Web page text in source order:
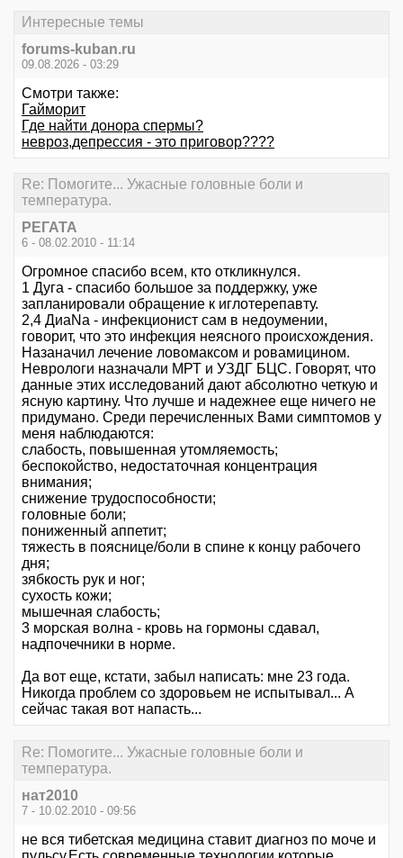
Интересные темы
forums-kuban.ru
09.08.2026 - 03:29
Смотри также:
Гайморит
Где найти донора спермы?
невроз,депрессия - это приговор????
Re: Помогите... Ужасные головные боли и
температура.
РЕГАТА
6 - 08.02.2010 - 11:14
Огромное спасибо всем, кто откликнулся.
1 Дуга - спасибо большое за поддержку, уже
запланировали обращение к иглотерепавту.
2,4 ДиаNa - инфекционист сам в недоумении,
говорит, что это инфекция неясного происхождения.
Назаначил лечение ловомаксом и ровамицином.
Неврологи назначали МРТ и УЗДГ БЦС. Говорят, что
данные этих исследований дают абсолютно четкую и
ясную картину. Что лучше и надежнее еще ничего не
придумано. Среди перечисленных Вами симптомов у
меня наблюдаются:
слабость, повышенная утомляемость;
беспокойство, недостаточная концентрация
внимания;
снижение трудоспособности;
головные боли;
пониженный аппетит;
тяжесть в пояснице/боли в спине к концу рабочего
дня;
зябкость рук и ног;
сухость кожи;
мышечная слабость;
3 морская волна - кровь на гормоны сдавал,
надпочечники в норме.
Да вот еще, кстати, забыл написать: мне 23 года.
Никогда проблем со здоровьем не испытывал... А
сейчас такая вот напасть...
Re: Помогите... Ужасные головные боли и
температура.
нат2010
7 - 10.02.2010 - 09:56
не вся тибетская медицина ставит диагноз по моче и